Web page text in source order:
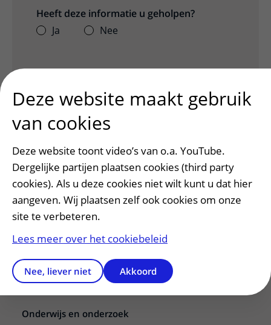
Heeft deze informatie u geholpen?
Ja
Nee
Patiënt en bezoek
Afspraak maken of wijzigen
Wijzigen patiëntgegevens
Opvragen kopie dossier
Bezoektijden
Onderwijs en onderzoek
Deze website maakt gebruik
van cookies
Deze website toont video’s van o.a. YouTube.
Dergelijke partijen plaatsen cookies (third party
cookies). Als u deze cookies niet wilt kunt u dat hier
aangeven. Wij plaatsen zelf ook cookies om onze
site te verbeteren.
Lees meer over het cookiebeleid
Nee, liever niet Akkoord